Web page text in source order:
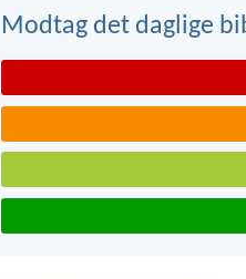
Modtag det daglige